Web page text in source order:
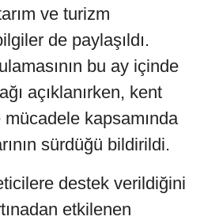
ve turizm
de paylaşıldı.
bu ay içinde
açıklanırken, kent
kapsamında
sürdüğü bildirildi.
destek verildiğini
etkilenen